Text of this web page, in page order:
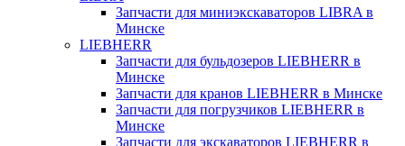
Запчасти для миниэкскаваторов LIBRA в
Минске
LIEBHERR
Запчасти для бульдозеров LIEBHERR в
Минске
Запчасти для кранов LIEBHERR в Минске
Запчасти для погрузчиков LIEBHERR в
Минске
Запчасти для экскаваторов LIEBHERR в